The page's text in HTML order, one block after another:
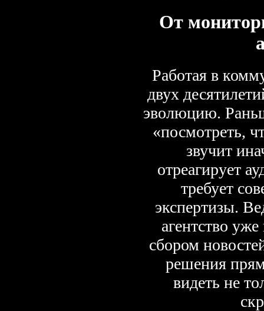
От
Работая в
двух
эволюцию.
«посмотреть,
звучит
отреагирует
требует
экспертизы.
агентство
сбором
решения
видеть не